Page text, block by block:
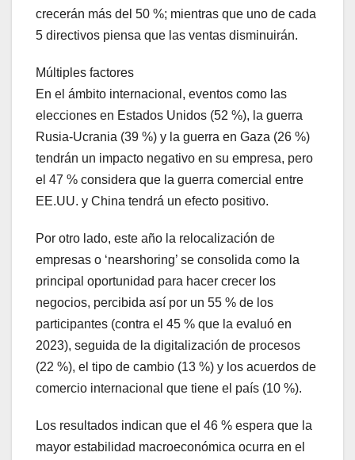
crecerán más del 50 %; mientras que uno de cada
5 directivos piensa que las ventas disminuirán.
Múltiples factores
En el ámbito internacional, eventos como las
elecciones en Estados Unidos (52 %), la guerra
Rusia-Ucrania (39 %) y la guerra en Gaza (26 %)
tendrán un impacto negativo en su empresa, pero
el 47 % considera que la guerra comercial entre
EE.UU. y China tendrá un efecto positivo.
Por otro lado, este año la relocalización de
empresas o ‘nearshoring’ se consolida como la
principal oportunidad para hacer crecer los
negocios, percibida así por un 55 % de los
participantes (contra el 45 % que la evaluó en
2023), seguida de la digitalización de procesos
(22 %), el tipo de cambio (13 %) y los acuerdos de
comercio internacional que tiene el país (10 %).
Los resultados indican que el 46 % espera que la
mayor estabilidad macroeconómica ocurra en el